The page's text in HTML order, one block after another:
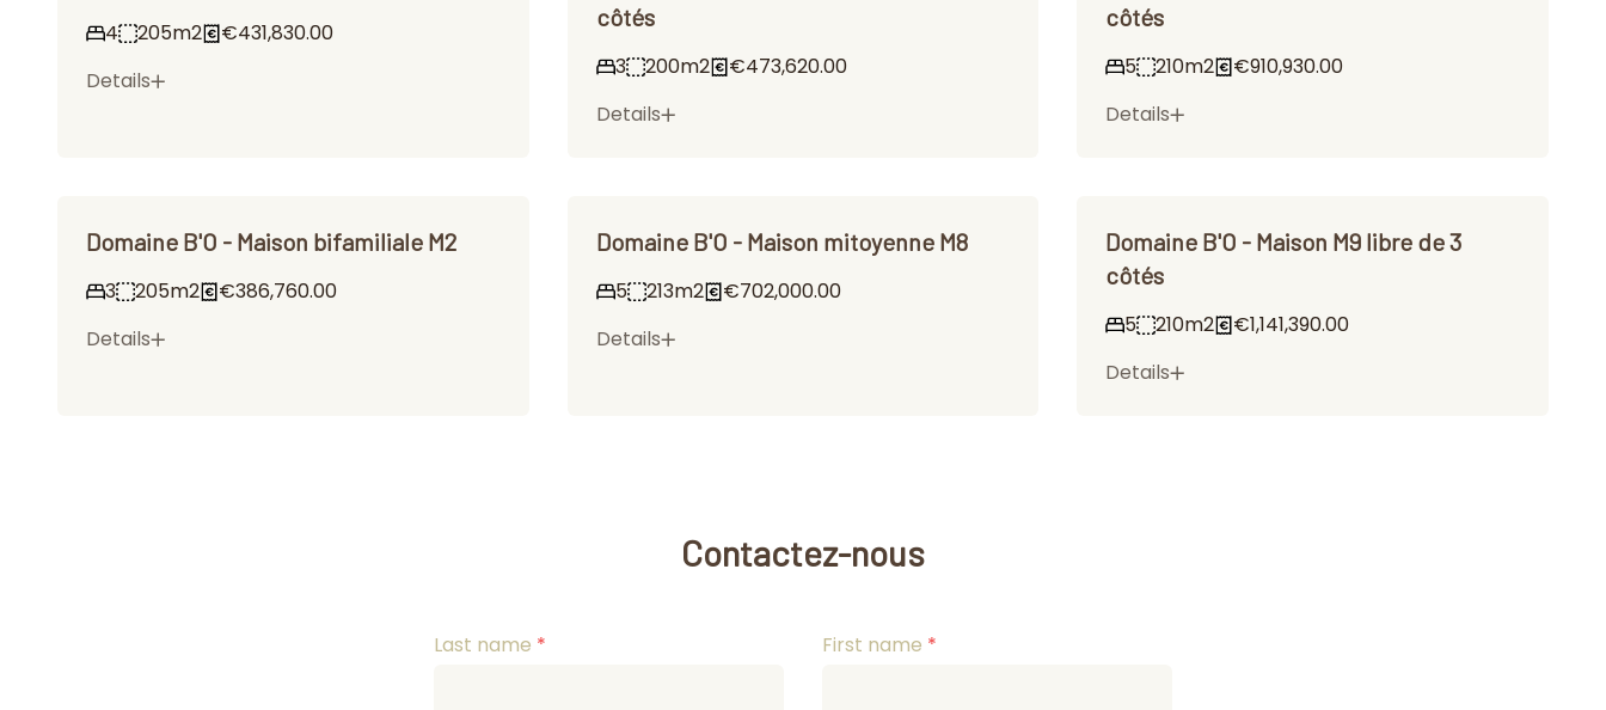
4 205m2
€431,830.00
Details
côtés
3 200m2
€473,620.00
Details
côtés
5 210m2
€910,930.00
Details
Domaine B'O - Maison bifamiliale M2
3 205m2
€386,760.00
Details
Domaine B'O - Maison mitoyenne M8
5 213m2
€702,000.00
Details
Domaine B'O - Maison M9 libre de 3
côtés
5 210m2
€1,141,390.00
Details
Contactez-nous
Last name * First name *